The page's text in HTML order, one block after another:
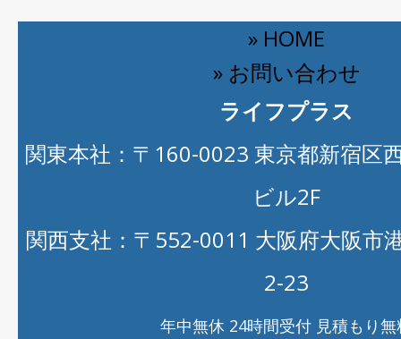
» HOME
» お問い合わせ
ライフプラス
関東本社：〒160-0023 東京都新宿区
ビル2F
関西支社：〒552-0011 大阪府大阪市
2-23
年中無休 24時間受付 見積もり無